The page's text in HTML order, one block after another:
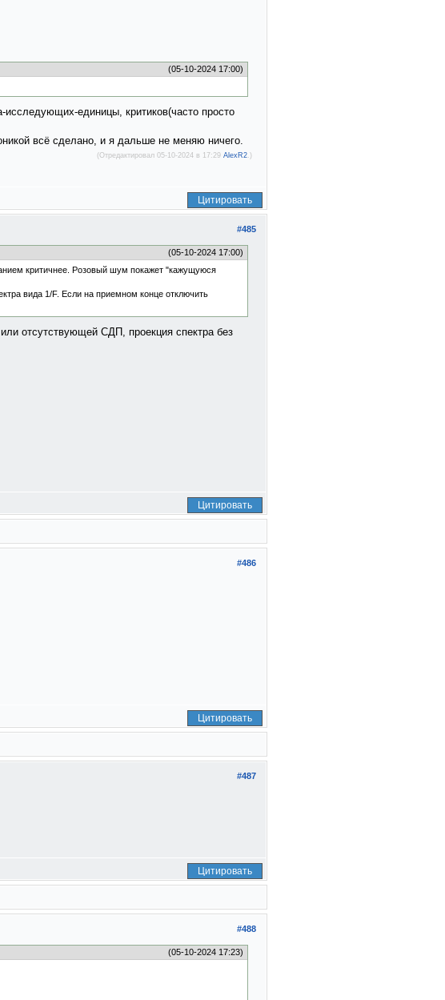
(05-10-2024 17:00)
единицы, критиков(часто просто
всё сделано, и я дальше не меняю ничего.
(Отредактировал 05-10-2024 в 17:29 AlexR2.)
Цитировать
#485
(05-10-2024 17:00)
критичнее. Розовый шум покажет "кажущуюся
вида 1/F. Если на приемном конце отключить
отсутствующей СДП, проекция спектра без
Цитировать
#486
Цитировать
#487
Цитировать
#488
(05-10-2024 17:23)